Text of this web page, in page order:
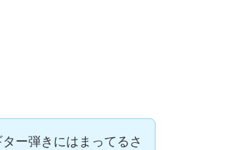
ー弾きにはまってるさ